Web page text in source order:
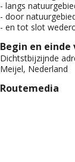
- langs
- door
- en tot slot
Begin en einde
Dichtstbijzijnde
Meijel, Nederland
Routemedia